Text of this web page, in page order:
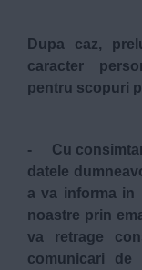
Dupa caz,
caracter
pentru scopuri
- Cu
datele
a va informa in
noastre prin
va retrage
comunicari